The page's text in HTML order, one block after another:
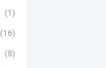
(1)
(16)
(8)